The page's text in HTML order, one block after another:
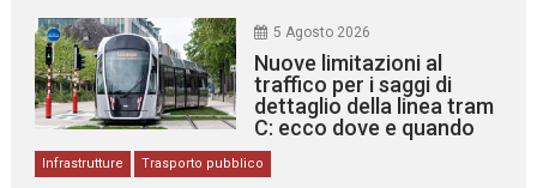
5 Agosto 2026
Nuove limitazioni al
traffico per i saggi di
dettaglio della linea tram
C: ecco dove e quando
Infrastrutture Trasporto pubblico